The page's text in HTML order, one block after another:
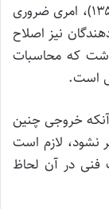
تصویب قانون تأمین اجتماعی فعلی ( تیرماه ۱۳۵۴)، امری ضروری
نیز اصلاح
که محاسبات
است.
خروجی چنین
نشود، لازم است
فنی در آن لحاظ